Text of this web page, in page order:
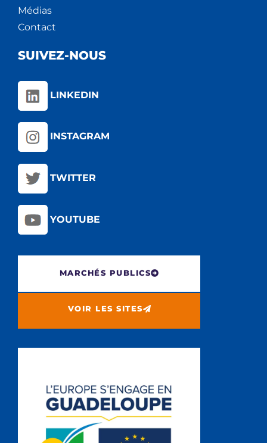
Médias
Contact
SUIVEZ-NOUS
LINKEDIN
INSTAGRAM
TWITTER
YOUTUBE
MARCHÉS PUBLICS
VOIR LES SITES